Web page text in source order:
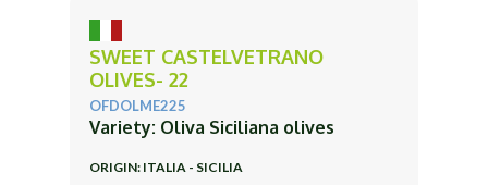
SWEET CASTELVETRANO
OLIVES- 22
OFDOLME225
Variety: Oliva Siciliana olives
ORIGIN: ITALIA - SICILIA